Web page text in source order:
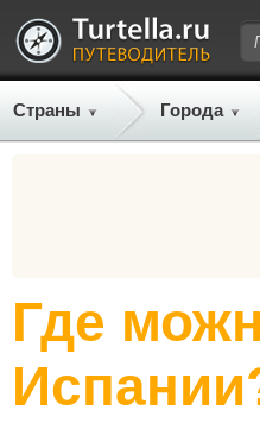
Страны Города
Где